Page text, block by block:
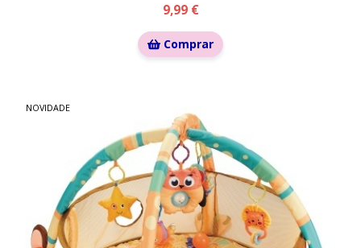
9,99 €
Comprar
NOVIDADE